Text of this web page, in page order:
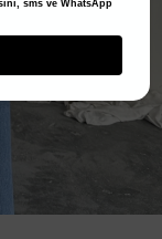
sms ve WhatsApp